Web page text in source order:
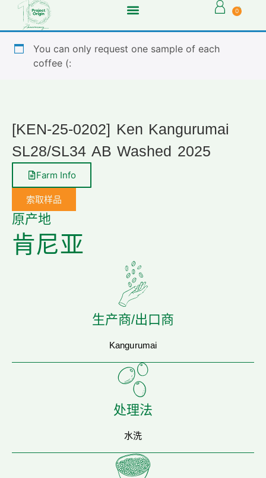
0
You can only request one sample of each
coffee (:
[KEN-25-0202] Ken Kangurumai
SL28/SL34 AB Washed 2025
Farm Info
索取样品
原产地
肯尼亚
生产商/出口商
Kangurumai
处理法
水洗